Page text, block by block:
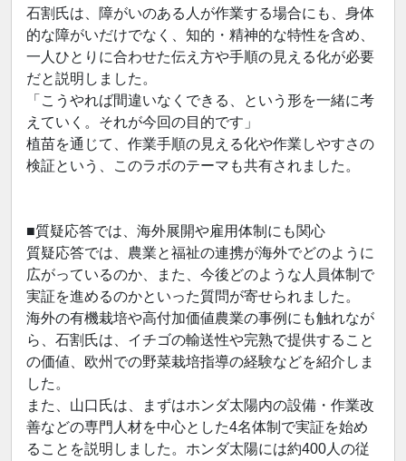
石割氏は、障がいのある人が作業する場合にも、身体
的な障がいだけでなく、知的・精神的な特性を含め、
一人ひとりに合わせた伝え方や手順の見える化が必要
だと説明しました。
「こうやれば間違いなくできる、という形を一緒に考
えていく。それが今回の目的です」
植苗を通じて、作業手順の見える化や作業しやすさの
検証という、このラボのテーマも共有されました。
■質疑応答では、海外展開や雇用体制にも関心
質疑応答では、農業と福祉の連携が海外でどのように
広がっているのか、また、今後どのような人員体制で
実証を進めるのかといった質問が寄せられました。
海外の有機栽培や高付加価値農業の事例にも触れなが
ら、石割氏は、イチゴの輸送性や完熟で提供すること
の価値、欧州での野菜栽培指導の経験などを紹介しま
した。
また、山口氏は、まずはホンダ太陽内の設備・作業改
善などの専門人材を中心とした4名体制で実証を始め
ることを説明しました。ホンダ太陽には約400人の従